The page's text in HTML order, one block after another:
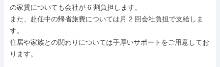
の家賃についても会社が 6 割負担します。
また、赴任中の帰省旅費については月 2 回会社負担で支給しま
す。
住居や家族との関わりについては手厚いサポートをご用意してお
ります。